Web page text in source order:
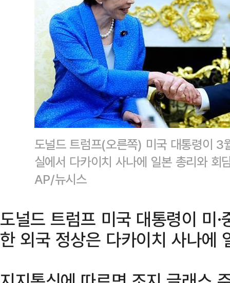
도널드 트럼프(오른쪽) 미국 대통령이
실에서 다카이치 사나에 일본 총리와
AP/뉴시스
도널드 트럼프 미국 대통령이 미
한 외국 정상은 다카이치 사나에